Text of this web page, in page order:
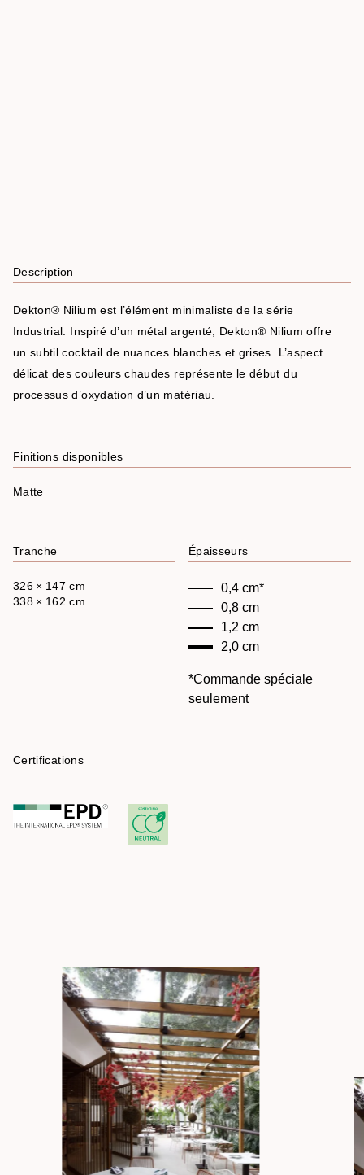
Description
Dekton® Nilium est l’élément minimaliste de la série
Industrial. Inspiré d’un métal argenté, Dekton® Nilium offre
un subtil cocktail de nuances blanches et grises. L’aspect
délicat des couleurs chaudes représente le début du
processus d’oxydation d’un matériau.
Finitions disponibles
Matte
Tranche
326 × 147 cm
338 × 162 cm
Épaisseurs
0,4 cm*
0,8 cm
1,2 cm
2,0 cm
*Commande spéciale
seulement
Certifications